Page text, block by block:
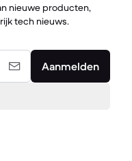
nieuwe producten,
tech nieuws.
Aanmelden